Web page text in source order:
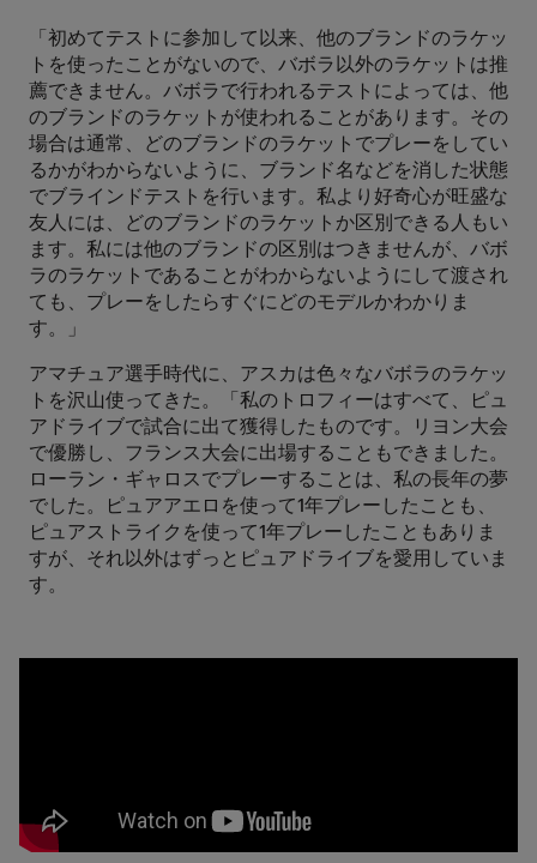
「初めてテストに参加して以来、他のブランドのラケッ
トを使ったことがないので、バボラ以外のラケットは推
薦できません。バボラで行われるテストによっては、他
のブランドのラケットが使われることがあります。その
場合は通常、どのブランドのラケットでプレーをしてい
るかがわからないように、ブランド名などを消した状態
でブラインドテストを行います。私より好奇心が旺盛な
友人には、どのブランドのラケットか区別できる人もい
ます。私には他のブランドの区別はつきませんが、バボ
ラのラケットであることがわからないようにして渡され
ても、プレーをしたらすぐにどのモデルかわかりま
す。」
アマチュア選手時代に、アスカは色々なバボラのラケッ
トを沢山使ってきた。「私のトロフィーはすべて、ピュ
アドライブで試合に出て獲得したものです。リヨン大会
で優勝し、フランス大会に出場することもできました。
ローラン・ギャロスでプレーすることは、私の長年の夢
でした。ピュアアエロを使って1年プレーしたことも、
ピュアストライクを使って1年プレーしたこともありま
すが、それ以外はずっとピュアドライブを愛用していま
す。